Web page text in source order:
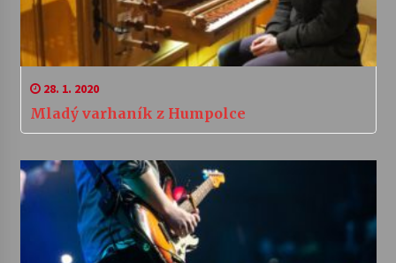
28. 1. 2020
Mladý varhaník z Humpolce